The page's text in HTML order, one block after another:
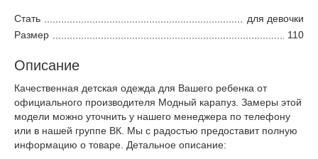
Стать
для девочки
Размер
110
Описание
Качественная детская одежда для Вашего ребенка от
официального производителя Модный карапуз. Замеры этой
модели можно уточнить у нашего менеджера по телефону
или в нашей группе ВК. Мы с радостью предоставит полную
информацию о товаре. Детальное описание: